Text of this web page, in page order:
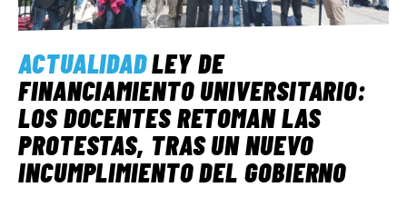
ACTUALIDADLEY DE
FINANCIAMIENTO UNIVERSITARIO:
LOS DOCENTES RETOMAN LAS
PROTESTAS, TRAS UN NUEVO
INCUMPLIMIENTO DEL GOBIERNO